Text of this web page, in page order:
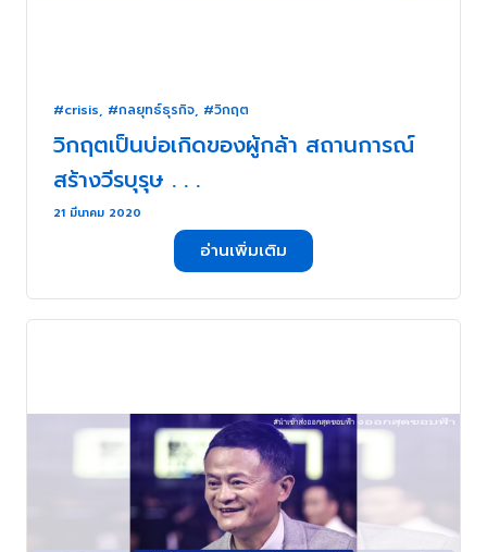
#crisis, #กลยุทธ์ธุรกิจ, #วิกฤต
วิกฤตเป็นบ่อเกิดของผู้กล้า สถานการณ์
สร้างวีรบุรุษ . . .
21 มีนาคม 2020
อ่านเพิ่มเติม